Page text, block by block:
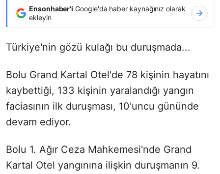
Ensonhaber'i Google'da haber kaynağınız olarak
ekleyin
Türkiye'nin gözü kulağı bu duruşmada...
Bolu Grand Kartal Otel'de 78 kişinin hayatını
kaybettiği, 133 kişinin yaralandığı yangın
faciasının ilk duruşması, 10'uncu gününde
devam ediyor.
Bolu 1. Ağır Ceza Mahkemesi'nde Grand
Kartal Otel yangınına ilişkin duruşmanın 9.